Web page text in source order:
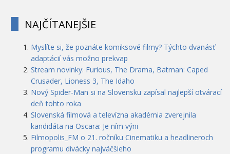
NAJČÍTANEJŠIE
Myslíte si, že poznáte komiksové filmy? Týchto dvanásť
adaptácií vás možno prekvap
Stream novinky: Furious, The Drama, Batman: Caped
Crusader, Lioness 3, The Idaho
Nový Spider-Man si na Slovensku zapísal najlepší otvárací
deň tohto roka
Slovenská filmová a televízna akadémia zverejnila
kandidáta na Oscara: Je ním výni
Filmopolis_FM o 21. ročníku Cinematiku a headlineroch
programu divácky najväčšieho